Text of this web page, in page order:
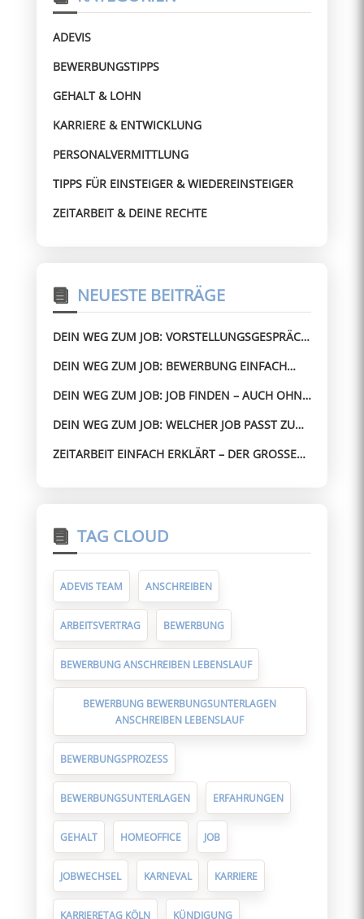
ADEVIS
BEWERBUNGSTIPPS
GEHALT & LOHN
KARRIERE & ENTWICKLUNG
PERSONALVERMITTLUNG
TIPPS FÜR EINSTEIGER & WIEDEREINSTEIGER
ZEITARBEIT & DEINE RECHTE
NEUESTE BEITRÄGE
DEIN WEG ZUM JOB: VORSTELLUNGSGESPRÄCH
DEIN WEG ZUM JOB: BEWERBUNG EINFACH
DEIN WEG ZUM JOB: JOB FINDEN – AUCH OHNE
DEIN WEG ZUM JOB: WELCHER JOB PASST ZU
RICHTUNG
ZEITARBEIT EINFACH ERKLÄRT – DER GROSSE G
TAG CLOUD
ADEVIS TEAM ANSCHREIBEN
ARBEITSVERTRAG BEWERBUNG
BEWERBUNG ANSCHREIBEN LEBENSLAUF
BEWERBUNG BEWERBUNGSUNTERLAGEN
ANSCHREIBEN LEBENSLAUF
BEWERBUNGSPROZESS
BEWERBUNGSUNTERLAGEN ERFAHRUNGEN
GEHALT HOMEOFFICE JOB
JOBWECHSEL KARNEVAL KARRIERE
KARRIERETAG KÖLN KÜNDIGUNG